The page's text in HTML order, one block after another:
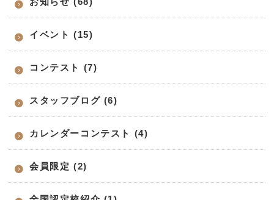
イベント (15)
コンテスト (7)
スタッフブログ (6)
カレンダーコンテスト (4)
会員限定 (2)